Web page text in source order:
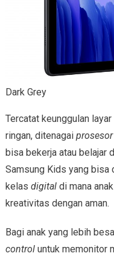
Dark Grey
Tercatat keunggulan
ringan, ditenagai
bisa bekerja atau belajar
Samsung Kids yang bisa
kelas digitaldi mana
kreativitas dengan aman.
Bagi anak yang lebih
controluntuk memonitor